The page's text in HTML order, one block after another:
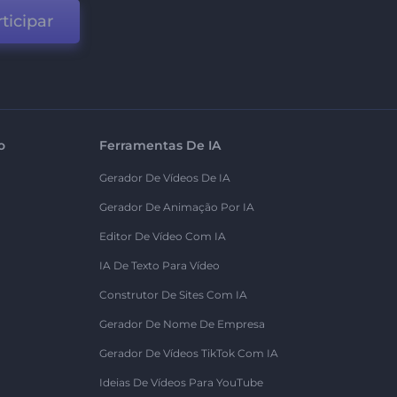
Ferramentas De IA
Gerador De Vídeos De IA
Gerador De Animação Por IA
Editor De Vídeo Com IA
IA De Texto Para Vídeo
Construtor De Sites Com IA
Gerador De Nome De Empresa
Gerador De Vídeos TikTok Com IA
Ideias De Vídeos Para YouTube